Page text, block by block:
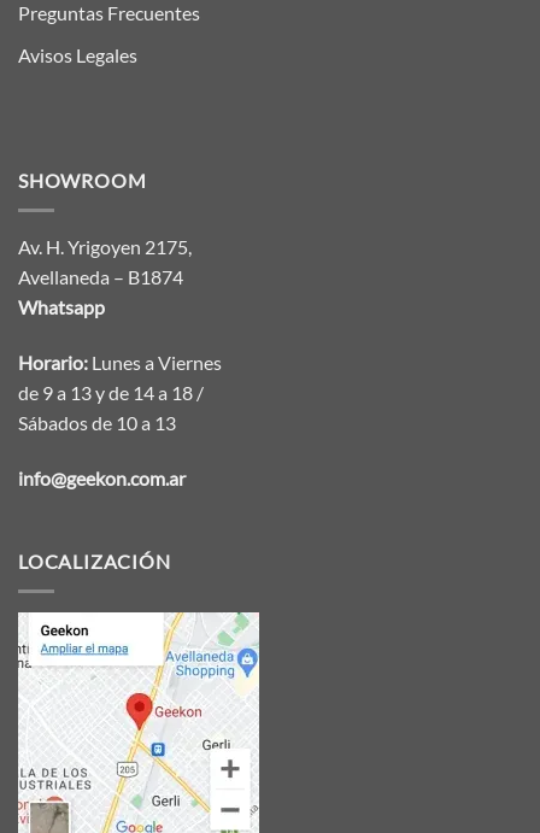
Preguntas Frecuentes
Avisos Legales
SHOWROOM
Av. H. Yrigoyen 2175,
Avellaneda – B1874
Whatsapp
Horario: Lunes a Viernes
de 9 a 13 y de 14 a 18 /
Sábados de 10 a 13
info@geekon.com.ar
LOCALIZACIÓN